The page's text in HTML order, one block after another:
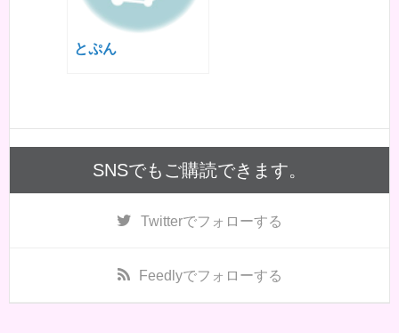
とぷん
SNSでもご購読できます。
Twitterでフォローする
Feedlyでフォローする